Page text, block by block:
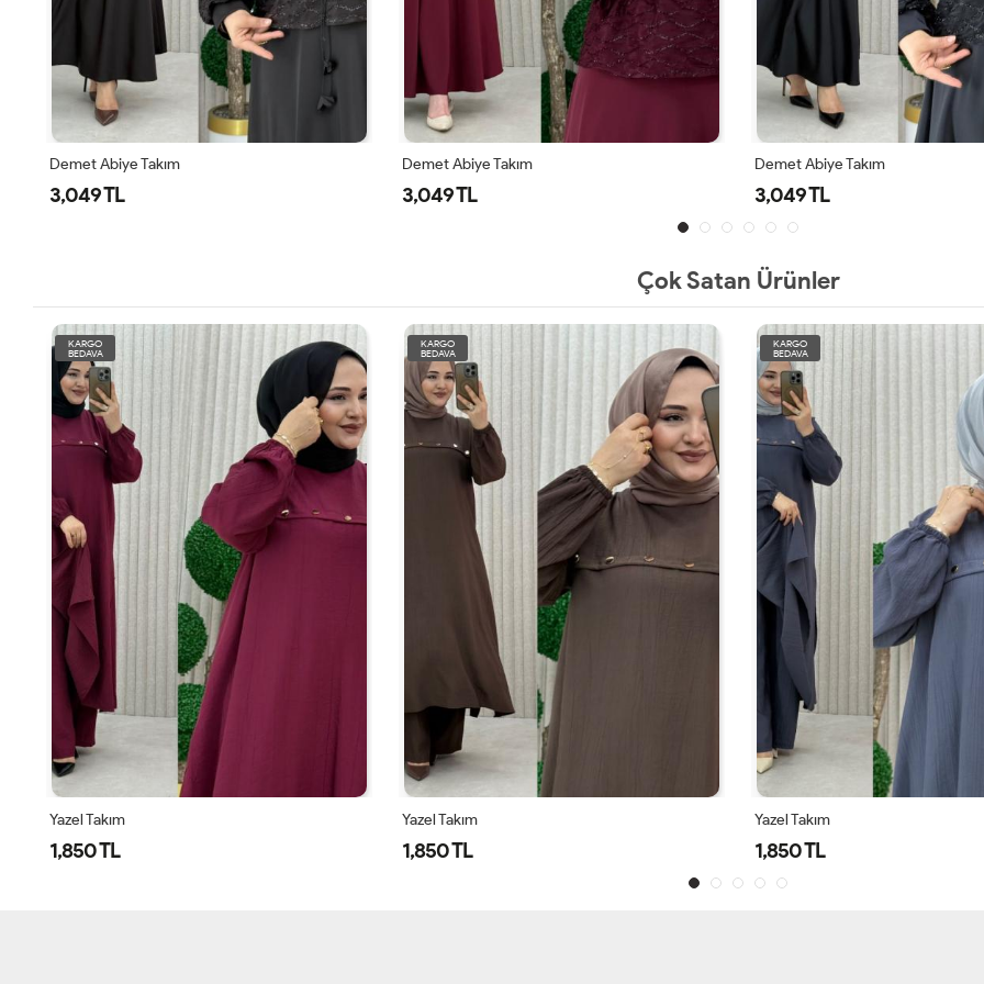
Demet Abiye Takım
3,049 TL
Demet Abiye Takım
3,049 TL
Demet Abiye Takım
3,049 TL
Çok Satan Ürünler
KARGO
BEDAVA
Yazel Takım
1,850 TL
KARGO
BEDAVA
Yazel Takım
1,850 TL
KARGO
BEDAVA
Çakra Takım
2,750 TL